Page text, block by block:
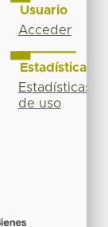
Usuario
Acceder
Estadísticas
Estadísticas
de uso